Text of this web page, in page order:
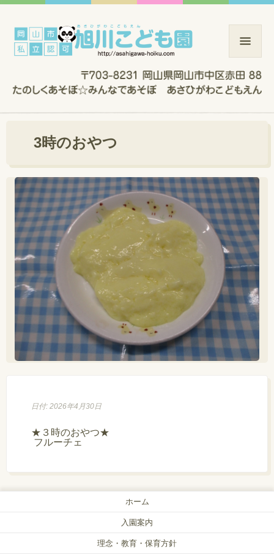
3時のおやつ
日付: 2026年4月30日
★３時のおやつ★
フルーチェ
ホーム
入園案内
理念・教育・保育方針